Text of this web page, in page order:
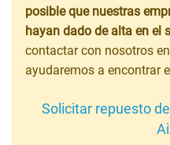
posible que nuestras
hayan dado de alta en el
contactar con nosotros
ayudaremos a encontrar
Solicitar repuesto